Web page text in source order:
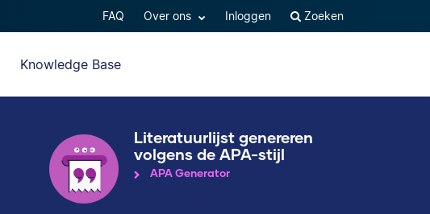
FAQ Over ons Inloggen Zoeken
Knowledge Base
Literatuurlijst genereren
volgens de APA-stijl
APA Generator